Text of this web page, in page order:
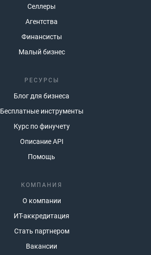
Селлеры
Агентства
Финансисты
Малый бизнес
РЕСУРСЫ
Блог для бизнеса
Бесплатные инструменты
Курс по финучету
Описание API
Помощь
КОМПАНИЯ
О компании
ИТ-аккредитация
Стать партнером
Вакансии